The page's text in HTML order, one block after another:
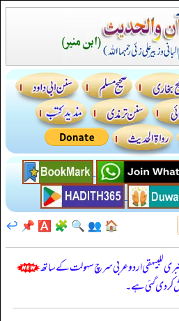
🏠
👥
🔍
🧩
🅰️
📌
↩️
للبيهقي اردو عربی سرچ سہولت کے ساتھ
کر دی گئی ہے۔